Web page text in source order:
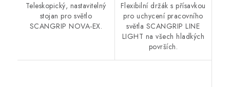
Teleskopický, nastavitelný
stojan pro světlo
SCANGRIP NOVA-EX.
Flexibilní držák s přísavkou
pro uchycení pracovního
světla SCANGRIP LINE
LIGHT na všech hladkých
površích.